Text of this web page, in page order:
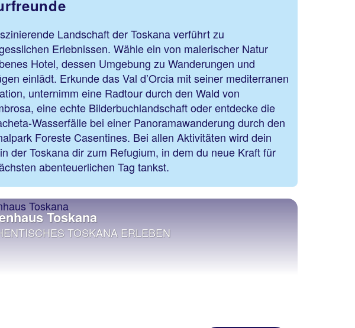
Landschaft der Toskana verführt zu
Erlebnissen. Wähle ein von malerischer Natur
Hotel, dessen Umgebung zu Wanderungen und
einlädt. Erkunde das Val d’Orcia mit seiner mediterranen
unternimm eine Radtour durch den Wald von
eine echte Bilderbuchlandschaft oder entdecke die
Wasserfälle bei einer Panoramawanderung durch den
Foreste Casentines. Bei allen Aktivitäten wird dein
der Toskana dir zum Refugium, in dem du neue Kraft für
abenteuerlichen Tag tankst.
Toskana
TOSKANA ERLEBEN